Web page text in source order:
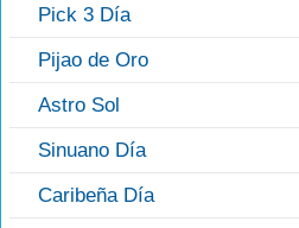
Pick 3 Día
Pijao de Oro
Astro Sol
Sinuano Día
Caribeña Día